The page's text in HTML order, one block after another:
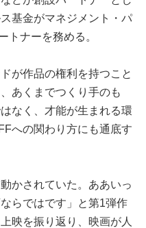
基金がマネジメント・パ
トナーを務める。
が作品の権利を持つこと
あくまでつくり手のも
なく、才能が生まれる環
への関わり方にも通底す
かされていた。ああいっ
らではです」と第1弾作
映を振り返り、映画が人